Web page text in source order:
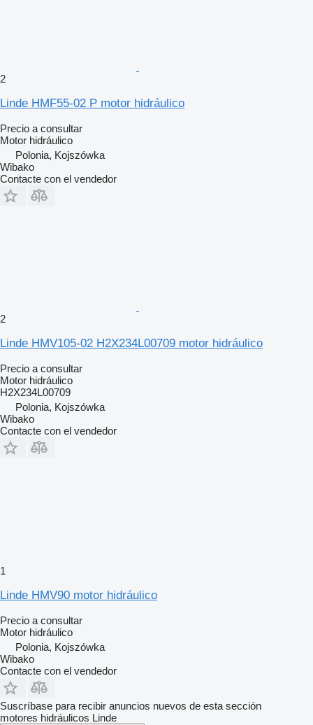
2
Linde HMF55-02 P motor hidráulico
Precio a consultar
Motor hidráulico
Polonia, Kojszówka
Wibako
Contacte con el vendedor
2
Linde HMV105-02 H2X234L00709 motor hidráulico
Precio a consultar
Motor hidráulico
H2X234L00709
Polonia, Kojszówka
Wibako
Contacte con el vendedor
1
Linde HMV90 motor hidráulico
Precio a consultar
Motor hidráulico
Polonia, Kojszówka
Wibako
Contacte con el vendedor
Suscríbase para recibir anuncios nuevos de esta sección
motores hidráulicos Linde